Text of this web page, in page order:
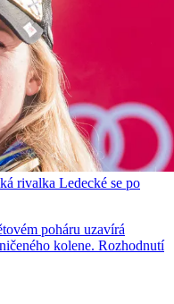
rivalka Ledecké se po
poháru uzavírá
kolene. Rozhodnutí